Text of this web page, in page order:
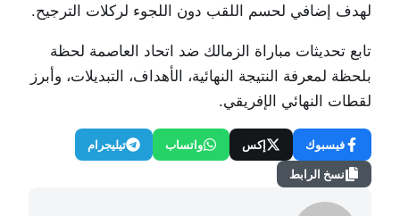
لهدف إضافي لحسم اللقب دون اللجوء لركلات الترجيح.
تابع تحديثات مباراة الزمالك ضد اتحاد العاصمة لحظة
بلحظة لمعرفة النتيجة النهائية، الأهداف، التبديلات، وأبرز
لقطات النهائي الإفريقي.
فيسبوك إكس واتساب تيليجرام
نسخ الرابط